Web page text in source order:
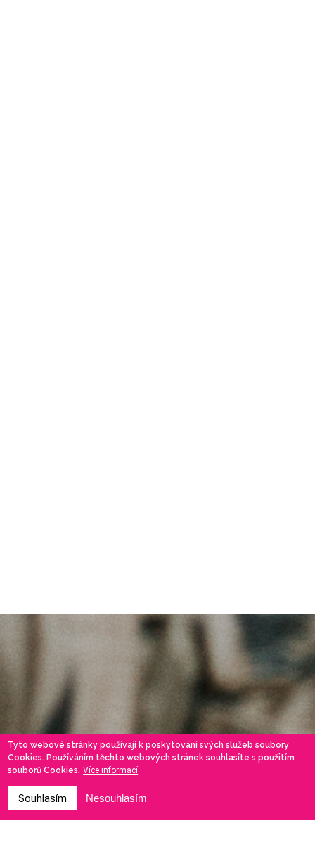
Tyto webové stránky používají k poskytování svých služeb soubory
Cookies. Používáním těchto webových stránek souhlasíte s použitím
souborů Cookies. Více informací
Souhlasím Nesouhlasím